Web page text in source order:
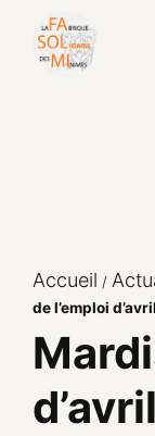
Accueil /
de l’emploi d’avril
d’avril